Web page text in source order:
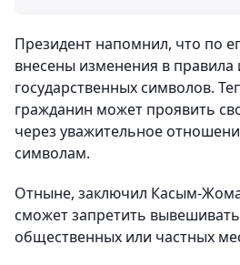
Президент напомнил, что по
внесены изменения в правила
государственных символов.
гражданин может проявить
через уважительное
символам.
Отныне, заключил Касым-
сможет запретить
общественных или частных